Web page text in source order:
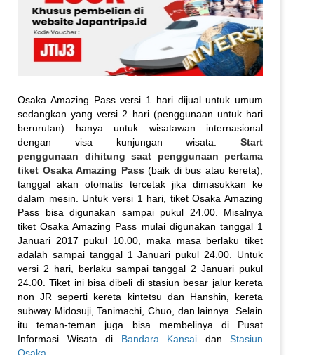
Osaka Amazing Pass versi 1 hari dijual untuk umum
sedangkan yang versi 2 hari (penggunaan untuk hari
berurutan) hanya untuk wisatawan internasional
dengan visa kunjungan wisata. Start
penggunaan dihitung saat penggunaan pertama
tiket Osaka Amazing Pass (baik di bus atau kereta),
tanggal akan otomatis tercetak jika dimasukkan ke
dalam mesin. Untuk versi 1 hari, tiket Osaka Amazing
Pass bisa digunakan sampai pukul 24.00. Misalnya
tiket Osaka Amazing Pass mulai digunakan tanggal 1
Januari 2017 pukul 10.00, maka masa berlaku tiket
adalah sampai tanggal 1 Januari pukul 24.00. Untuk
versi 2 hari, berlaku sampai tanggal 2 Januari pukul
24.00. Tiket ini bisa dibeli di stasiun besar jalur kereta
non JR seperti kereta kintetsu dan Hanshin, kereta
subway Midosuji, Tanimachi, Chuo, dan lainnya. Selain
itu teman-teman juga bisa membelinya di Pusat
Informasi Wisata di Bandara Kansai dan Stasiun